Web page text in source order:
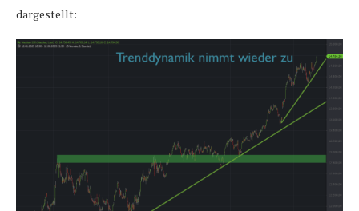
dargestellt: